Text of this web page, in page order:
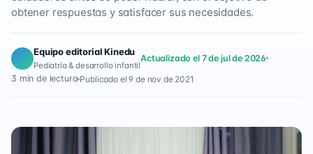
obtener respuestas y satisfacer sus necesidades.
Equipo editorial Kinedu
Pediatría & desarrollo infantil
Actualizado el 7 de jul de 2026
3 min de lectura Publicado el 9 de nov de 2021